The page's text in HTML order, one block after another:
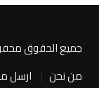
جميع الحقوق
من نحن
ارسل